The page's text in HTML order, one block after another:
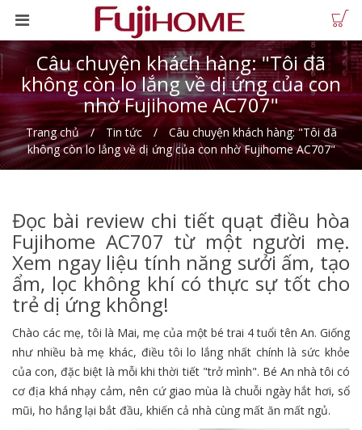
Câu chuyện khách hàng: "Tôi đã
không còn lo lắng về dị ứng của con
nhờ Fujihome AC707"
Trang chủ Tin tức
Câu chuyện khách hàng: "Tôi đã
không còn lo lắng về dị ứng của con nhờ Fujihome AC707"
Đọc bài review chi tiết quạt điều hòa
Fujihome AC707 từ một người mẹ.
Xem ngay liệu tính năng sưởi ấm, tạo
ẩm, lọc không khí có thực sự tốt cho
trẻ dị ứng không!
Chào các mẹ, tôi là Mai, mẹ của một bé trai 4 tuổi tên An. Giống
như nhiều bà mẹ khác, điều tôi lo lắng nhất chính là sức khỏe
của con, đặc biệt là mỗi khi thời tiết "trở mình". Bé An nhà tôi có
cơ địa khá nhạy cảm, nên cứ giao mùa là chuỗi ngày hắt hơi, sổ
mũi, ho hắng lại bắt đầu, khiến cả nhà cùng mất ăn mất ngủ.